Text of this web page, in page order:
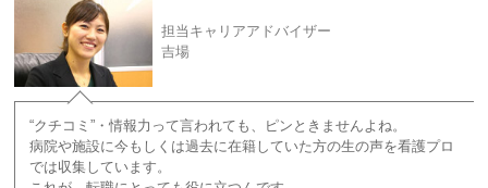
担当キャリアアドバイザー
吉場
“クチコミ”・情報力って言われても、ピンときませんよね。
病院や施設に今もしくは過去に在籍していた方の生の声を看護プロ
では収集しています。